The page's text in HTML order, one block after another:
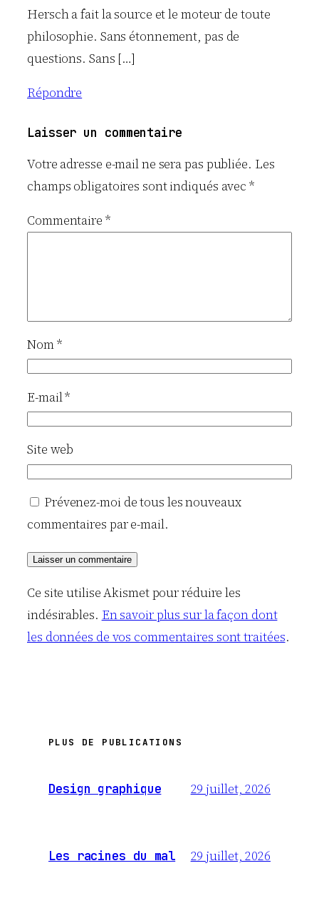
Hersch a fait la source et le moteur de toute
philosophie. Sans étonnement, pas de
questions. Sans […]
Répondre
Laisser un commentaire
Votre adresse e-mail ne sera pas publiée. Les
champs obligatoires sont indiqués avec*
Commentaire *
Nom*
E-mail*
Site web
Prévenez-moi de tous les nouveaux
commentaires par e-mail.
Ce site utilise Akismet pour réduire les
indésirables. En savoir plus sur la façon dont
les données de vos commentaires sont traitées.
PLUS DE PUBLICATIONS
Design graphique 29 juillet, 2026
Les racines du mal 29 juillet, 2026